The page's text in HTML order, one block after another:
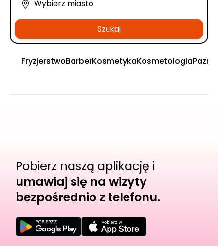
Szukaj
FryzjerstwoBarberKosmetykaKosmetologia
Pobierz naszą aplikację i
umawiaj się na wizyty
bezpośrednio z telefonu.